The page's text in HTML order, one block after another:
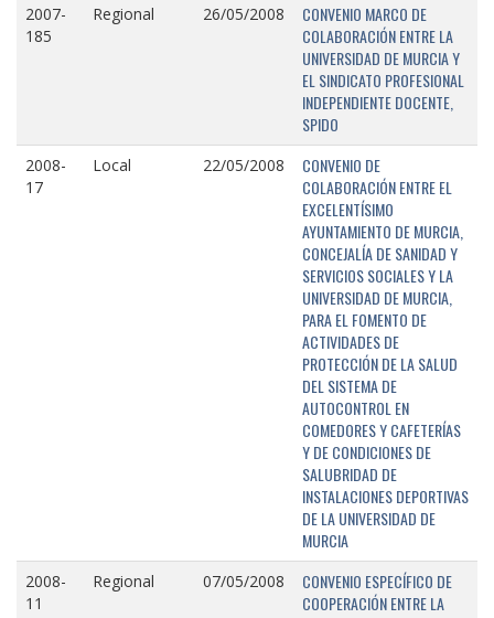
2007-
185
Regional 26/05/2008
CONVENIO MARCO DE
COLABORACIÓN ENTRE LA
UNIVERSIDAD DE MURCIA Y
EL SINDICATO PROFESIONAL
INDEPENDIENTE DOCENTE,
SPIDO
2008-
17
Local 22/05/2008
CONVENIO DE
COLABORACIÓN ENTRE EL
EXCELENTÍSIMO
AYUNTAMIENTO DE MURCIA,
CONCEJALÍA DE SANIDAD Y
SERVICIOS SOCIALES Y LA
UNIVERSIDAD DE MURCIA,
PARA EL FOMENTO DE
ACTIVIDADES DE
PROTECCIÓN DE LA SALUD
DEL SISTEMA DE
AUTOCONTROL EN
COMEDORES Y CAFETERÍAS
Y DE CONDICIONES DE
SALUBRIDAD DE
INSTALACIONES DEPORTIVAS
DE LA UNIVERSIDAD DE
MURCIA
2008-
11
Regional 07/05/2008
CONVENIO ESPECÍFICO DE
COOPERACIÓN ENTRE LA